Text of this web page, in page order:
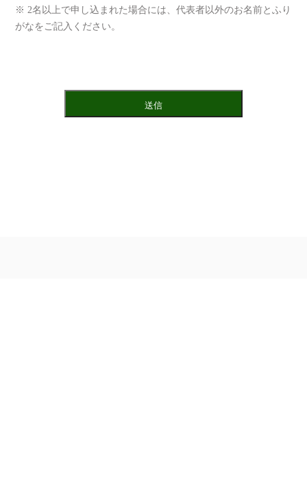
※ 2名以上で申し込まれた場合には、代表者以外のお名前とふり
がなをご記入ください。